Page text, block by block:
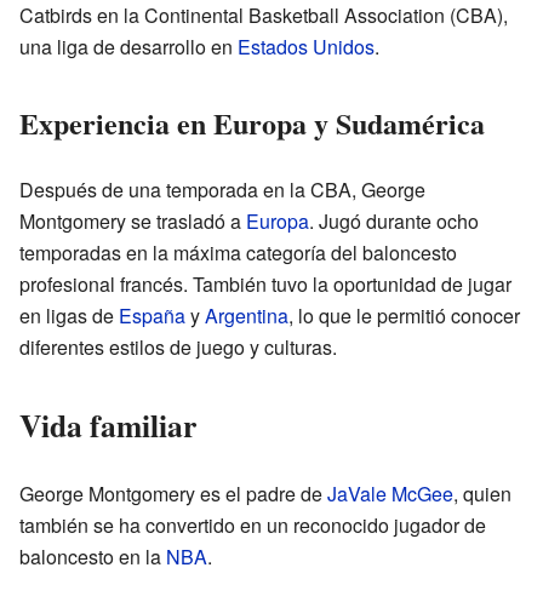
Catbirds en la Continental Basketball Association (CBA),
una liga de desarrollo en Estados Unidos.
Experiencia en Europa y Sudamérica
Después de una temporada en la CBA, George
Montgomery se trasladó a Europa. Jugó durante ocho
temporadas en la máxima categoría del baloncesto
profesional francés. También tuvo la oportunidad de jugar
en ligas de EspañayArgentina, lo que le permitió conocer
diferentes estilos de juego y culturas.
Vida familiar
George Montgomery es el padre deJaVale McGee, quien
también se ha convertido en un reconocido jugador de
baloncesto en la NBA.